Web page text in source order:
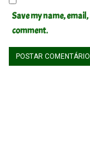
Save my name,
comment.